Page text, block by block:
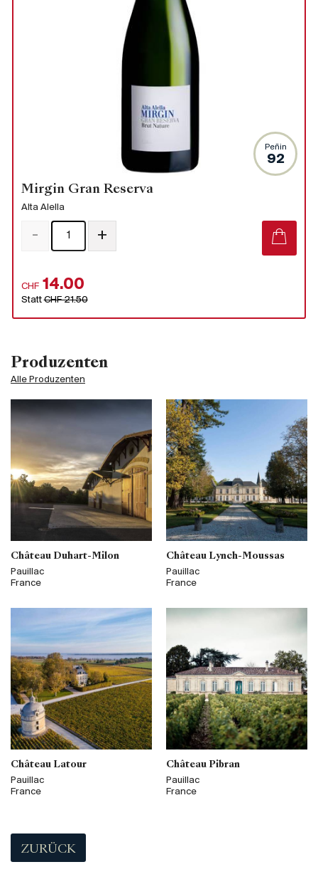
Produzenten
Alle Produzenten
Château Duhart-Milon
Pauillac
France
Château Lynch-Moussas
Pauillac
France
Château Latour
Pauillac
France
Château Pibran
Pauillac
France
ZURÜCK
Peñin
92
Mirgin Gran Reserva
Alta Alella
CHF 14.00
StattCHF 21.50
- +